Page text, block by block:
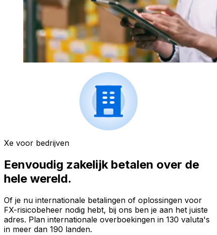
Xe voor bedrijven
Eenvoudig zakelijk betalen over de
hele wereld.
Of je nu internationale betalingen of oplossingen voor
FX-risicobeheer nodig hebt, bij ons ben je aan het juiste
adres. Plan internationale overboekingen in 130 valuta's
in meer dan 190 landen.